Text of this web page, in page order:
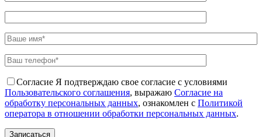
Согласие Я подтверждаю свое согласие с условиями
Пользовательского соглашения, выражаю Согласие на
обработку персональных данных, ознакомлен с Политикой
оператора в отношении обработки персональных данных.